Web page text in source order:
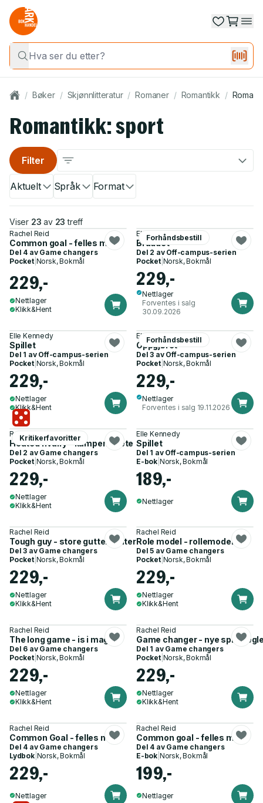
/ Bøker / Skjønnlitteratur / Romaner / Romantikk /
Romantikk: sport
Aktuelt Språk Format
Filter
Viser 23 av 23 treff
Rachel Reid
Common goal - felles mål
Del 4 av Game changers
Pocket| Norsk, Bokmål
229,-
Nettlager
Klikk&Hent
Forhåndsbestill
Elle Kennedy
Bruddet
Del 2 av Off-campus-serien
Pocket| Norsk, Bokmål
229,-
Nettlager
Forventes i salg
30.09.2026
Elle Kennedy
Spillet
Del 1 av Off-campus-serien
Pocket| Norsk, Bokmål
229,-
Nettlager
Klikk&Hent
Forhåndsbestill
Elle Kennedy
Oppgjøret
Del 3 av Off-campus-serien
Pocket| Norsk, Bokmål
229,-
Nettlager
Forventes i salg 19.11.2026
Kritikerfavoritter
Rachel Reid
Heated rivalry - kampens hete
Del 2 av Game changers
Pocket| Norsk, Bokmål
229,-
Nettlager
Klikk&Hent
Elle Kennedy
Spillet
Del 1 av Off-campus-serien
E-bok Norsk, Bokmål
189,-
Nettlager
Rachel Reid
Tough guy - store gutter gråter ikke
Del 3 av Game changers
Pocket| Norsk, Bokmål
229,-
Nettlager
Klikk&Hent
Rachel Reid
Role model - rollemodell
Del 5 av Game changers
Pocket| Norsk, Bokmål
229,-
Nettlager
Klikk&Hent
Rachel Reid
The long game - is i magen
Del 6 av Game changers
Pocket| Norsk, Bokmål
229,-
Nettlager
Klikk&Hent
Rachel Reid
Game changer - nye
Del 1 av Game changers
Pocket| Norsk, Bokmål
229,-
Nettlager
Klikk&Hent
Rachel Reid
Common Goal - felles mål
Del 4 av Game changers
Lydbok| Norsk, Bokmål
229,-
Nettlager
Rachel Reid
Common goal - felles mål
Del 4 av Game changers
E-bok Norsk, Bokmål
199,-
Nettlager